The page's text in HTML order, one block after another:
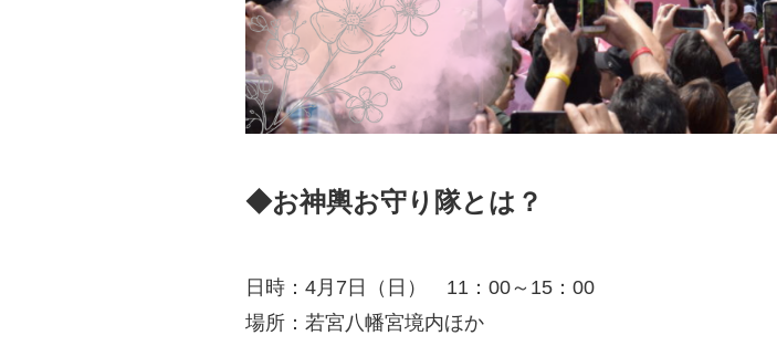
◆お神輿お守り隊とは？
日時：4月7日（日） 11：00～15：00
場所：若宮八幡宮境内ほか